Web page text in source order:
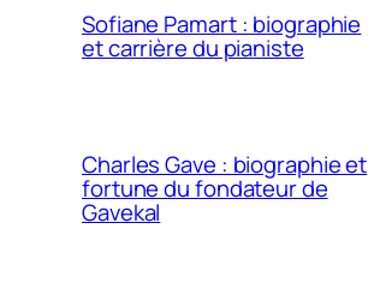
Sofiane Pamart : biographie
et carrière du pianiste
Charles Gave : biographie et
fortune du fondateur de
Gavekal